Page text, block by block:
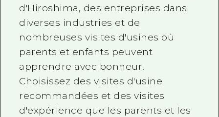
d'Hiroshima, des entreprises dans
diverses industries et de
nombreuses visites d'usines où
parents et enfants peuvent
apprendre avec bonheur.
Choisissez des visites d'usine
recommandées et des visites
d'expérience que les parents et les